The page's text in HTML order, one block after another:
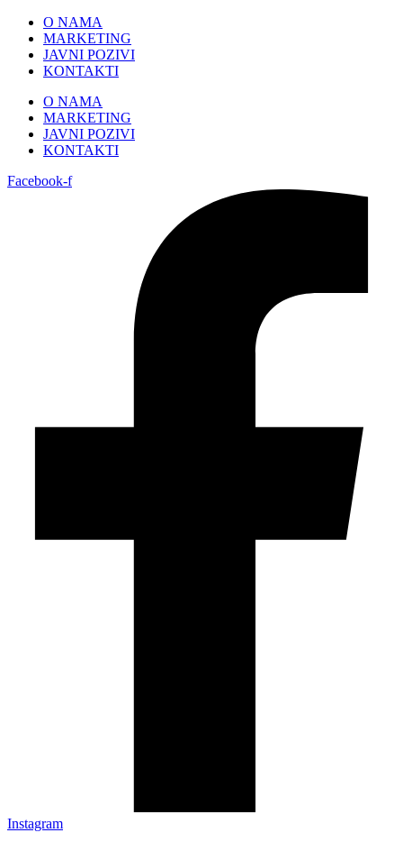
Skip
content
O NAMA
MARKETING
JAVNI POZIVI
KONTAKTI
O NAMA
MARKETING
JAVNI POZIVI
KONTAKTI
Facebook-f
Instagram